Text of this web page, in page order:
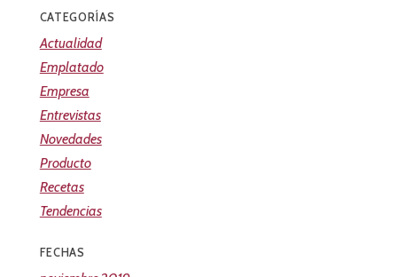
CATEGORÍAS
Actualidad
Emplatado
Empresa
Entrevistas
Novedades
Producto
Recetas
Tendencias
FECHAS